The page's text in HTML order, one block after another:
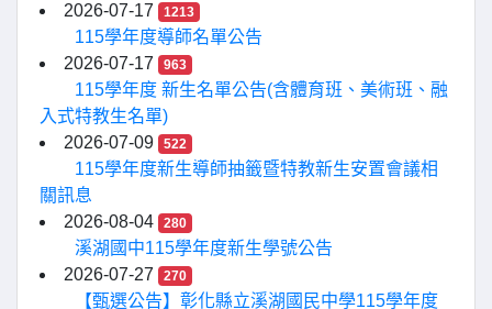
2026-07-17
1213
115學年度導師名單公告
2026-07-17
963
115學年度 新生名單公告(含體育班、美術班、融
入式特教生名單)
2026-07-09
522
115學年度新生導師抽籤暨特教新生安置會議相
關訊息
2026-08-04
280
溪湖國中115學年度新生學號公告
2026-07-27
270
【甄選公告】彰化縣立溪湖國民中學115學年度